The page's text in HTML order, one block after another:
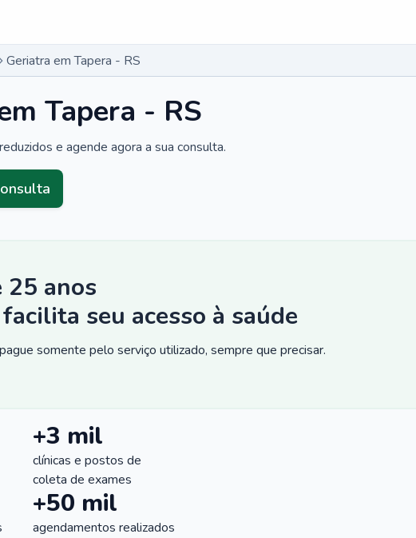
Geriatra em Tapera - RS
Tapera - RS
e agende agora a sua consulta.
25 anos
seu acesso à saúde
somente pelo serviço utilizado, sempre que precisar.
+3 mil
clínicas e postos de
coleta de exames
+50 mil
agendamentos realizados